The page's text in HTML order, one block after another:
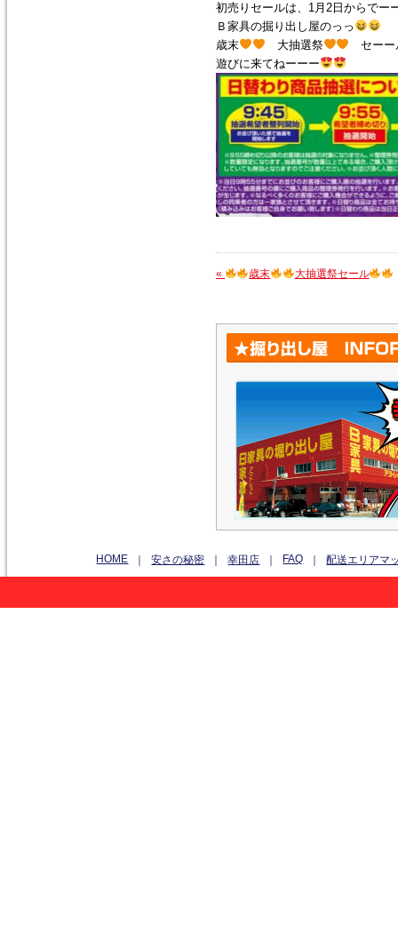
初売りセールは、1月2日からでー
Ｂ家具の掘り出し屋のっっ
歳末
大抽選祭
セーー
遊びに来てねーーー
« 歳末 大抽選祭セール
HOME 安さの秘密 幸田店 FAQ 配送エリアマ